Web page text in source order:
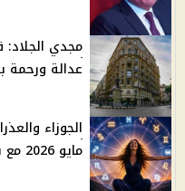
مجدي الجلاد:
عدالة ورحمة
الجوزاء
مايو 2026 مع بداية موسم الجوزاء